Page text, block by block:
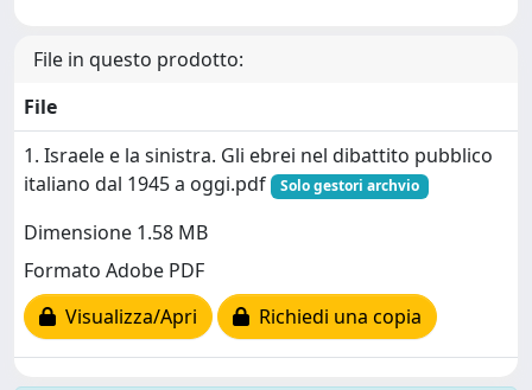
File in questo prodotto:
File
1. Israele e la sinistra. Gli ebrei nel dibattito pubblico
italiano dal 1945 a oggi.pdf
Solo gestori archvio
Dimensione 1.58 MB
Formato Adobe PDF
Visualizza/Apri
Richiedi una copia